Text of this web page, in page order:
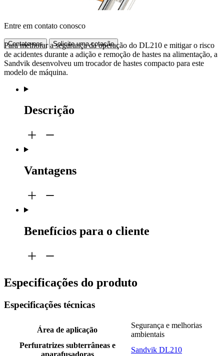
Entre em contato conosco
Contate-nos Solicite uma cotação
Para melhorar a segurança da operação do DL210 e mitigar o risco
de acidentes durante a adição e remoção de hastes na alimentação, a
Sandvik desenvolveu um trocador de hastes compacto para este
modelo de máquina.
Descrição
Vantagens
Benefícios para o cliente
Especificações do produto
Especificações técnicas
Área de aplicação
Segurança e melhorias
ambientais
Perfuratrizes subterrâneas e
Sandvik DL210